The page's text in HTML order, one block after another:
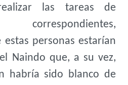
las tareas de
personas estarían
Naindo que, a su vez,
habría sido blanco de